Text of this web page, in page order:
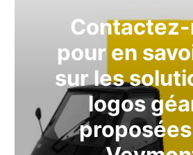
pour en
sur les
logos